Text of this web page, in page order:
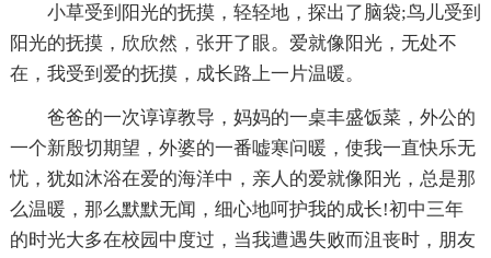
小草受到阳光的抚摸，轻轻地，探出了脑袋;鸟儿受到
阳光的抚摸，欣欣然，张开了眼。爱就像阳光，无处不
在，我受到爱的抚摸，成长路上一片温暖。
爸爸的一次谆谆教导，妈妈的一桌丰盛饭菜，外公的
一个新殷切期望，外婆的一番嘘寒问暖，使我一直快乐无
忧，犹如沐浴在爱的海洋中，亲人的爱就像阳光，总是那
么温暖，那么默默无闻，细心地呵护我的成长!初中三年
的时光大多在校园中度过，当我遭遇失败而沮丧时，朋友